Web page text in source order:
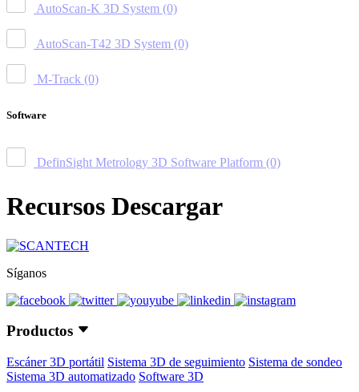
AutoScan-K 3D System (0)
AutoScan-T42 3D System (0)
M-Track (0)
Software
DefinSight Metrology 3D Software Platform (0)
Recursos Descargar
Síganos
Productos
Escáner 3D portátil Sistema 3D de seguimiento Sistema de sondeo
Sistema 3D automatizado Software 3D